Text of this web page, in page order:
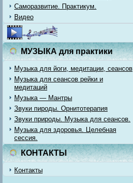
Саморазвитие. Практикум.
Видео
МУЗЫКА для практики
Музыка для йоги, медитации, сеансов
Музыка для сеансов рейки и
медитаций
Музыка — Мантры
Звуки пироды. Орнитотерапия
Звуки природы. Музыка для сеансов.
Музыка для здоровья. Целебная
сессия.
КОНТАКТЫ
Контакты